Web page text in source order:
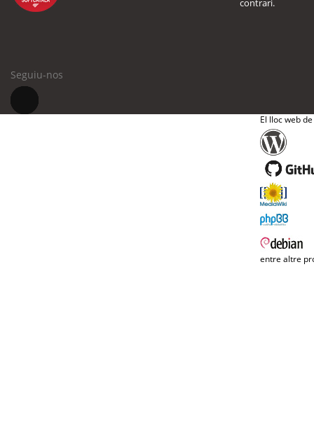
contrari.
Seguiu-nos
El lloc web
entre altre